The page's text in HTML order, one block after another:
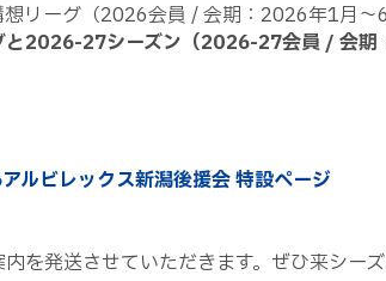
リーグ（2026会員 / 会期：2026年1月～
と2026-27シーズン（2026-27会員 / 会
ルビレックス新潟後援会 特設ページ
を発送させていただきます。ぜひ来シー